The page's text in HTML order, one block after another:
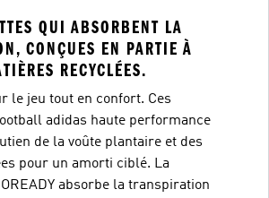
QUI ABSORBENT LA
CONÇUES EN PARTIE À
RECYCLÉES.
le jeu tout en confort. Ces
adidas haute performance
de la voûte plantaire et des
pour un amorti ciblé. La
absorbe la transpiration